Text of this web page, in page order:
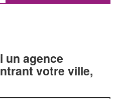
un agence
votre ville,